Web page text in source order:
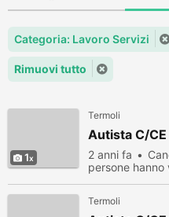
Categoria: Lavoro Servizi
Rimuovi tutto
1
Termoli
Autista C/CE
2 anni fa
persone hanno
Termoli